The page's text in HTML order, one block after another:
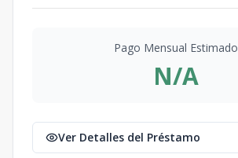
Pago Mensual Estimado
N/A
Ver Detalles del Préstamo